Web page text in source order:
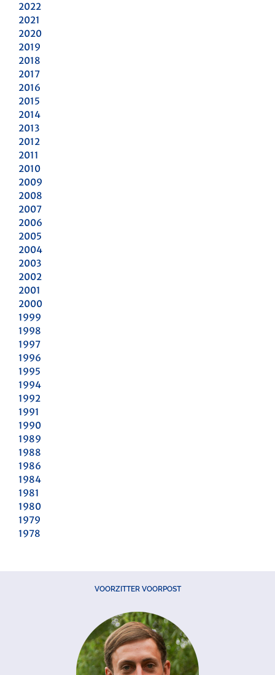
2022
2021
2020
2019
2018
2017
2016
2015
2014
2013
2012
2011
2010
2009
2008
2007
2006
2005
2004
2003
2002
2001
2000
1999
1998
1997
1996
1995
1994
1992
1991
1990
1989
1988
1986
1984
1981
1980
1979
1978
VOORZITTER VOORPOST